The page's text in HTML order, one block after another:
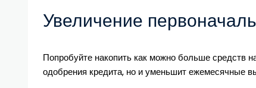
Увеличение
Попробуйте накопить как можно больше средств
одобрения кредита, но и уменьшит ежемесячные